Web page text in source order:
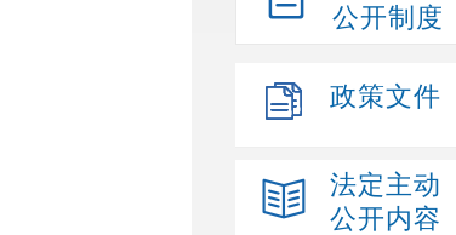
公开制度
政策文件
法定主动
公开内容